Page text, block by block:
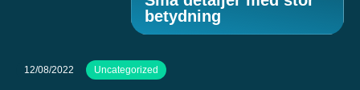
betydning
12/08/2022 Uncategorized